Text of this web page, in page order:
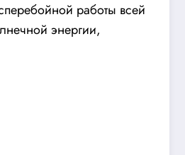
работы всей
энергии,